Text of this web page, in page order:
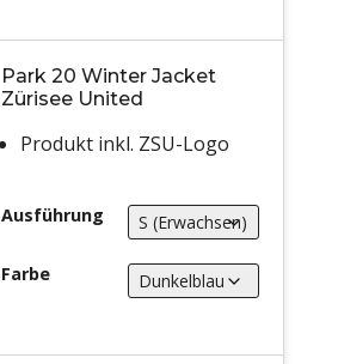
Park 20 Winter Jacket
Zürisee United
Produkt inkl. ZSU-Logo
Ausführung
Farbe